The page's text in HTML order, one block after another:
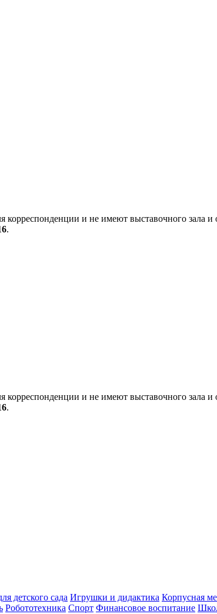
корреспонденции и не имеют выставочного зала
.
корреспонденции и не имеют выставочного зала
.
детского сада Игрушки и дидактика Корпусная
Робототехника Спорт Финансовое воспитание